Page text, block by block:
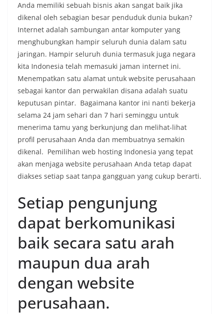
Anda memiliki sebuah bisnis akan sangat baik jika
dikenal oleh sebagian besar penduduk dunia bukan?
Internet adalah sambungan antar komputer yang
menghubungkan hampir seluruh dunia dalam satu
jaringan. Hampir seluruh dunia termasuk juga negara
kita Indonesia telah memasuki jaman internet ini.
Menempatkan satu alamat untuk website perusahaan
sebagai kantor dan perwakilan disana adalah suatu
keputusan pintar. Bagaimana kantor ini nanti bekerja
selama 24 jam sehari dan 7 hari seminggu untuk
menerima tamu yang berkunjung dan melihat-lihat
profil perusahaan Anda dan membuatnya semakin
dikenal. Pemilihan web hosting Indonesia yang tepat
akan menjaga website perusahaan Anda tetap dapat
diakses setiap saat tanpa gangguan yang cukup berarti.
Setiap pengunjung
dapat berkomunikasi
baik secara satu arah
maupun dua arah
dengan website
perusahaan.